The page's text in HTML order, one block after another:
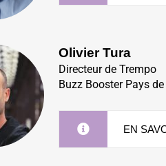
Olivier Tura
Directeur de Trempo
Buzz Booster Pays
EN